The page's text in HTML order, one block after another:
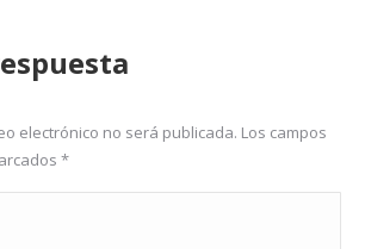
electrónico no será publicada. Los campos
*